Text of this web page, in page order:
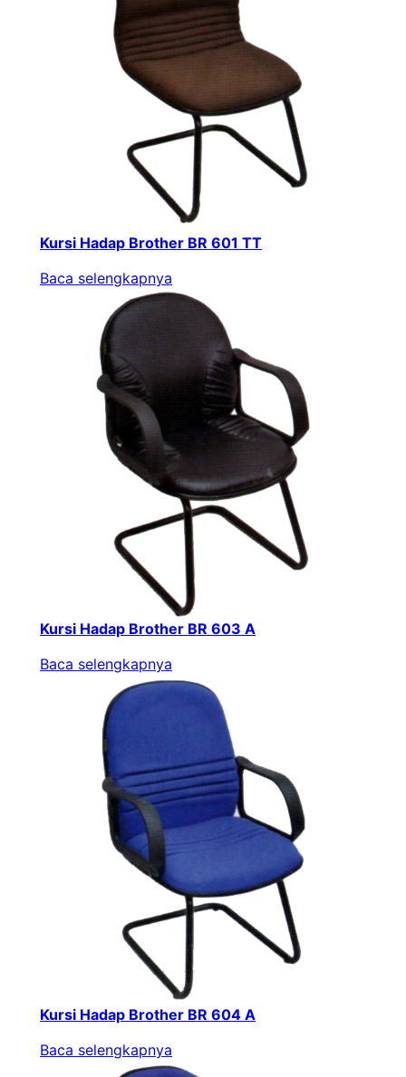
Kursi Hadap Brother BR 601 TT
Baca selengkapnya
Kursi Hadap Brother BR 603 A
Baca selengkapnya
Kursi Hadap Brother BR 604 A
Baca selengkapnya